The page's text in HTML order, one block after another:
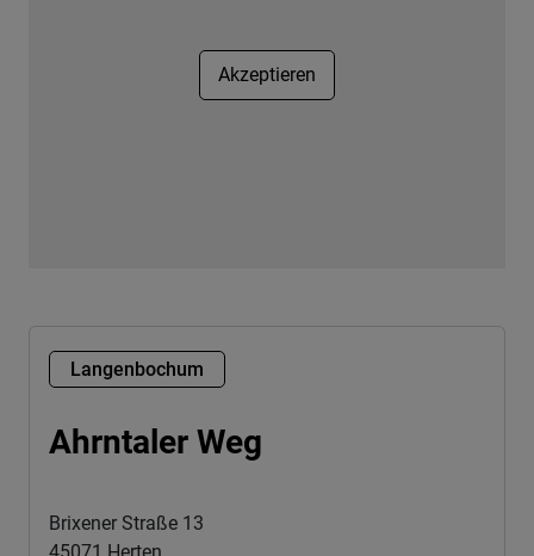
Akzeptieren
Langenbochum
Ahrntaler Weg
Brixener Straße 13